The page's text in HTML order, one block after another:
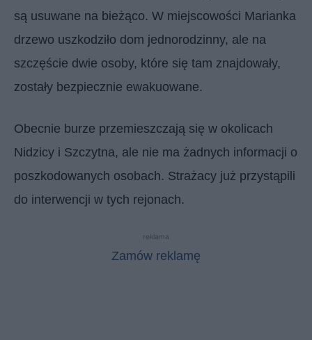
są usuwane na bieżąco. W miejscowości Marianka
drzewo uszkodziło dom jednorodzinny, ale na
szczęście dwie osoby, które się tam znajdowały,
zostały bezpiecznie ewakuowane.
Obecnie burze przemieszczają się w okolicach
Nidzicy i Szczytna, ale nie ma żadnych informacji o
poszkodowanych osobach. Strażacy już przystąpili
do interwencji w tych rejonach.
reklama
Zamów reklamę